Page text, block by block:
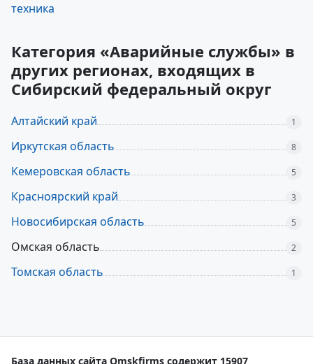
техника
Категория «Аварийные службы» в
других регионах, входящих в
Сибирский федеральный округ
Алтайский край 1
Иркутская область 8
Кемеровская область 5
Красноярский край 3
Новосибирская область 5
Омская область 2
Томская область 1
База данных сайта Omskfirms содержит 15907